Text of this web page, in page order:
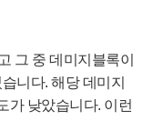
그 중 데미지블록이
니다. 해당 데미지
가 낮았습니다. 이런